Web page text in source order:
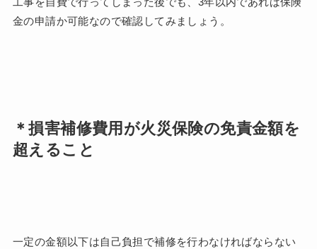
金の申請か可能なので確認してみましょう。
＊損害補修費用が火災保険の免責金額を
超えること
一定の金額以下は自己負担で補修を行わなければならない